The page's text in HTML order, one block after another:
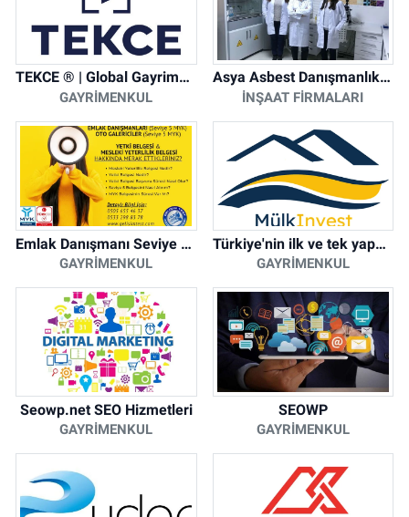
TEKCE ® | Global Gayrimenkul Şirketi
GAYRIMENKUL
Asya Asbest Danışmanlık - Asbest Söküm ve Asbest Raporu
İNŞAAT FIRMALARI
Emlak Danışmanı Seviye 5 Mesleki Yeterlilik Belgesi
GAYRIMENKUL
Türkiye'nin ilk ve tek yapay zeka destekli arsa ilan platformu
GAYRIMENKUL
Seowp.net SEO Hizmetleri
GAYRIMENKUL
SEOWP
GAYRIMENKUL